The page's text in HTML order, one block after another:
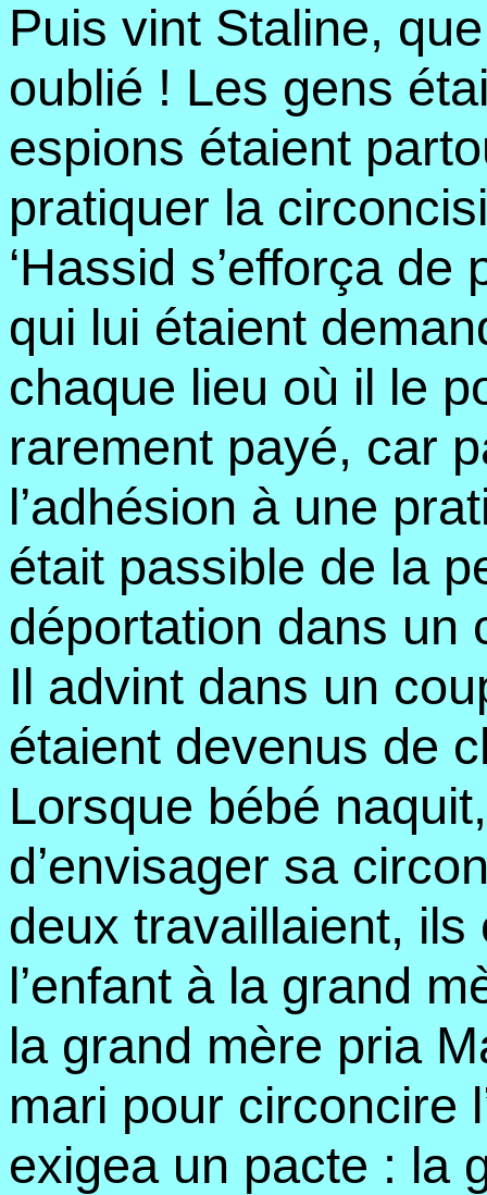
Puis vint Staline,
oublié ! Les gens
espions étaient
pratiquer la
‘Hassid s’efforça
qui lui étaient
chaque lieu où il le
rarement payé, car
l’adhésion à une
était passible de la
déportation dans un
Il advint dans un
étaient devenus de
Lorsque bébé
d’envisager sa
deux travaillaient,
l’enfant à la grand
la grand mère pria
mari pour circoncire
exigea un pacte : la